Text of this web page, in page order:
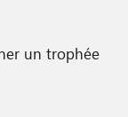
un trophée